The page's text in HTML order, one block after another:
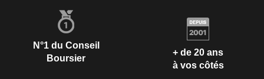
N°1 du Conseil
Boursier
+ de 20 ans
à vos côtés